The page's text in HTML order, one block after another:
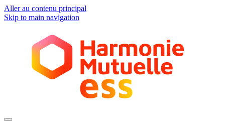
Aller au contenu principal
Skip to main navigation